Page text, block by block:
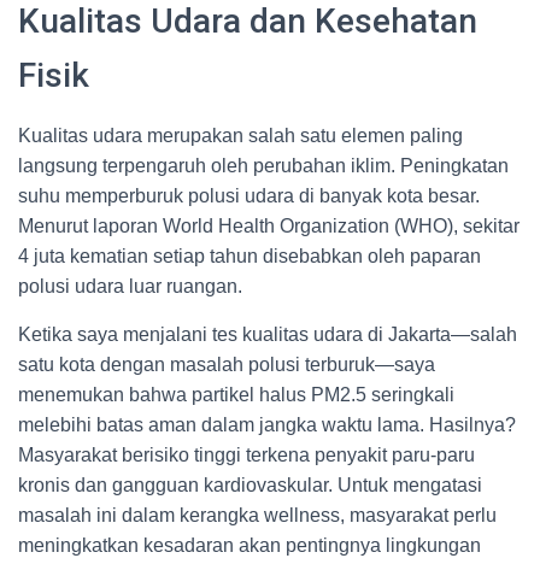
Kualitas Udara dan Kesehatan
Fisik
Kualitas udara merupakan salah satu elemen paling
langsung terpengaruh oleh perubahan iklim. Peningkatan
suhu memperburuk polusi udara di banyak kota besar.
Menurut laporan World Health Organization (WHO), sekitar
4 juta kematian setiap tahun disebabkan oleh paparan
polusi udara luar ruangan.
Ketika saya menjalani tes kualitas udara di Jakarta—salah
satu kota dengan masalah polusi terburuk—saya
menemukan bahwa partikel halus PM2.5 seringkali
melebihi batas aman dalam jangka waktu lama. Hasilnya?
Masyarakat berisiko tinggi terkena penyakit paru-paru
kronis dan gangguan kardiovaskular. Untuk mengatasi
masalah ini dalam kerangka wellness, masyarakat perlu
meningkatkan kesadaran akan pentingnya lingkungan